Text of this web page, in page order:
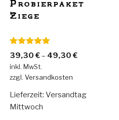
Probierpaket
Ziege
Bewertet
mit5.00
von 5
39,30€– 49,30€
inkl. MwSt.
zzgl.Versandkosten
Lieferzeit:Versandtag
Mittwoch